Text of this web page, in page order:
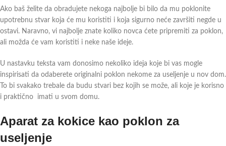
Ako baš želite da obradujete nekoga najbolje bi bilo da mu poklonite
upotrebnu stvar koja će mu koristiti i koja sigurno neće završiti negde u
ostavi. Naravno, vi najbolje znate koliko novca ćete pripremiti za poklon,
ali možda će vam koristiti i neke naše ideje.
U nastavku teksta vam donosimo nekoliko ideja koje bi vas mogle
inspirisati da odaberete originalni poklon nekome za useljenje u nov dom.
To bi svakako trebale da budu stvari bez kojih se može, ali koje je korisno
i praktično imati u svom domu.
Aparat za kokice kao poklon za
useljenje